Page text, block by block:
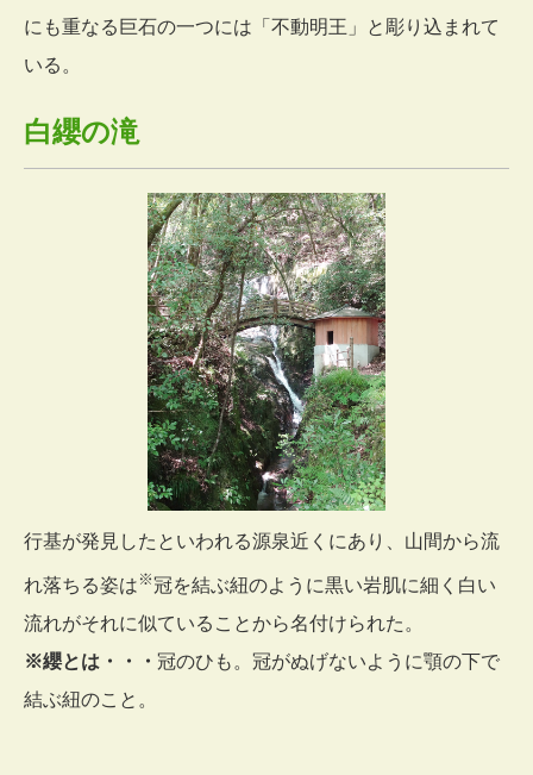
にも重なる巨石の一つには「不動明王」と彫り込まれて
いる。
白纓の滝
行基が発見したといわれる源泉近くにあり、山間から流
れ落ちる姿は ※冠を結ぶ紐のように黒い岩肌に細く白い
流れがそれに似ていることから名付けられた。
※纓とは・・・ 冠のひも。冠がぬげないように顎の下で
結ぶ紐のこと。